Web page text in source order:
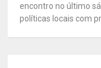
encontro no último
políticas locais com